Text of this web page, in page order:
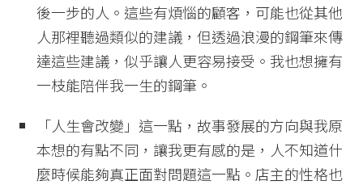
後一步的人。這些有煩惱的顧客，可能也從其他
人那裡聽過類似的建議，但透過浪漫的鋼筆來傳
達這些建議，似乎讓人更容易接受。我也想擁有
一枝能陪伴我一生的鋼筆。
「人生會改變」這一點，故事發展的方向與我原
本想的有點不同，讓我更有感的是，人不知道什
麼時候能夠真正面對問題這一點。店主的性格也